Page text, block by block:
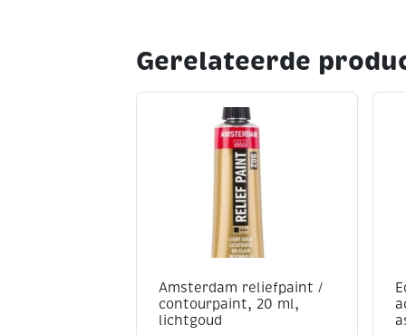
Gerelateerde
Amsterdam reliefpaint /
contourpaint, 20 ml,
lichtgoud